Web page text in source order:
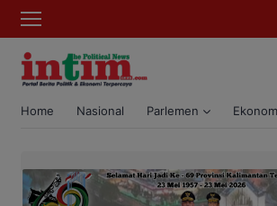
Home Nasional Parlemen